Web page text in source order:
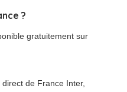
?
gratuitement sur
de France Inter,